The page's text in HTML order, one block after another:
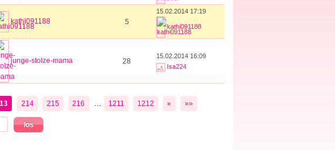
kathi091188 5
15.02.2014 17:19
kathi091188
junge-stolze-mama 28
15.02.2014 16:09
Isa224
214 215 216 1211 1212 » »»